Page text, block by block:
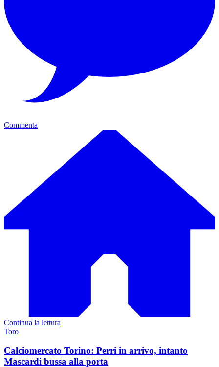
Commenta
Continua la lettura
Toro
Calciomercato Torino: Perri in arrivo, intanto
Mascardi bussa alla porta